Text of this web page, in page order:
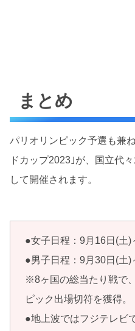
まとめ
パリオリンピック予選も兼
ドカップ2023｣が、国立代
して開催されます。
●女子日程：9月16日(土)
●男子日程：9月30日(土)
※8ヶ国の総当たり戦で
ピック出場切符を獲得。
●地上波ではフジテレビ